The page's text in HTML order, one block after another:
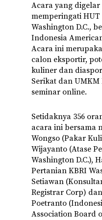
Acara yang
memperingati HUT
Washington D.C.,
Indonesia
Acara ini
calon eksportir,
kuliner dan
Serikat dan
seminar online.
Setidaknya 356
acara ini bersama
Wongso (Pakar
Wijayanto (Atase
Washington D.C.),
Pertanian KBRI
Setiawan
Registrar Corp)
Poetranto
Association Board